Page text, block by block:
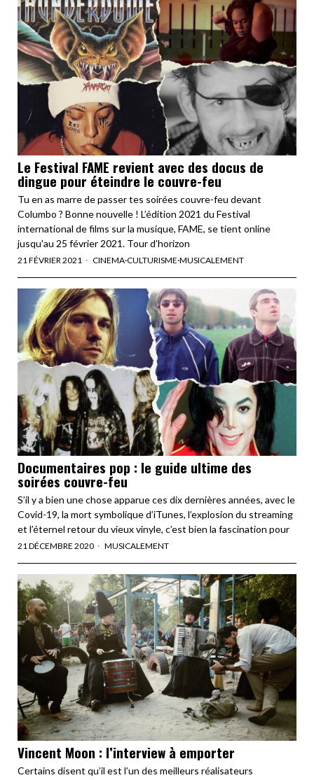
Le Festival FAME revient avec des docus de
dingue pour éteindre le couvre-feu
Tu en as marre de passer tes soirées couvre-feu devant
Columbo ? Bonne nouvelle ! L’édition 2021 du Festival
international de films sur la musique, FAME, se tient online
jusqu'au 25 février 2021. Tour d’horizon
21 FÉVRIER 2021 CINEMA·CULTURISME·MUSICALEMENT
Documentaires pop : le guide ultime des
soirées couvre-feu
S’il y a bien une chose apparue ces dix dernières années, avec le
Covid-19, la mort symbolique d’iTunes, l’explosion du streaming
et l’éternel retour du vieux vinyle, c’est bien la fascination pour
21 DÉCEMBRE 2020 MUSICALEMENT
Vincent Moon : l’interview à emporter
Certains disent qu’il est l’un des meilleurs réalisateurs